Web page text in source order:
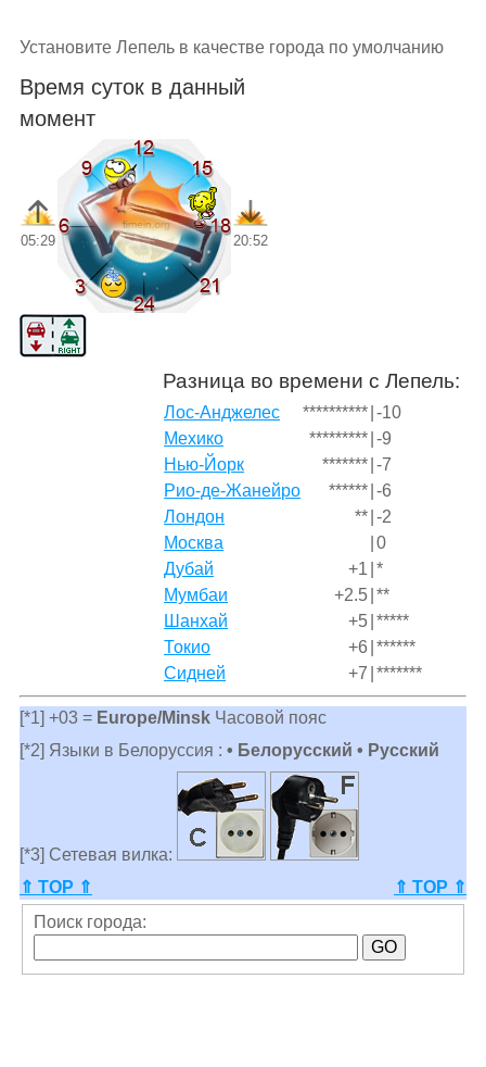
Установите Лепель в качестве города по умолчанию
Время суток в данный
момент
05:29 20:52
Разница во времени с Лепель:
Лос-Анджелес ********** -10
Мехико
********* -9
Нью-Йорк
******* -7
Рио-де-Жанейро
****** -6
Лондон
** -2
Москва
0
Дубай
+1 *
Мумбаи
+2.5 **
Шанхай
+5 *****
Токио
+6 ******
Сидней
+7 *******
[*1] +03 = Europe/MinskЧасовой пояс
[*2] Языки в Белоруссия : • Белорусский • Русский
[*3] Сетевая вилка:
⇑ TOP ⇑
⇑ TOP ⇑
Поиск города: